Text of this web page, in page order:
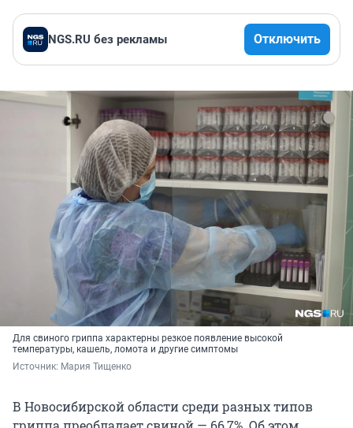
NGS.RU без рекламы Отключить
Для свиного гриппа характерны резкое появление высокой
температуры, кашель, ломота и другие симптомы
Источник: Мария Тищенко
В Новосибирской области среди разных типов